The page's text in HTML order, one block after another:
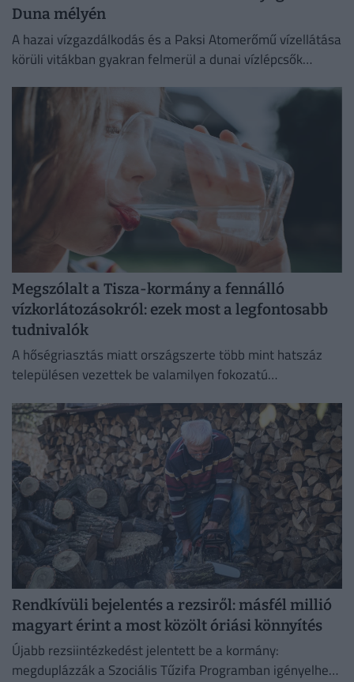
Duna mélyén
A hazai vízgazdálkodás és a Paksi Atomerőmű vízellátása
körüli vitákban gyakran felmerül a dunai vízlépcsők
évszázados,...
Megszólalt a Tisza-kormány a fennálló
vízkorlátozásokról: ezek most a legfontosabb
tudnivalók
A hőségriasztás miatt országszerte több mint hatszáz
településen vezettek be valamilyen fokozatú
Rendkívüli bejelentés a rezsiről: másfél millió
magyart érint a most közölt óriási könnyítés
Újabb rezsiintézkedést jelentett be a kormány:
megduplázzák a Szociális Tűzifa Programban igényelhető